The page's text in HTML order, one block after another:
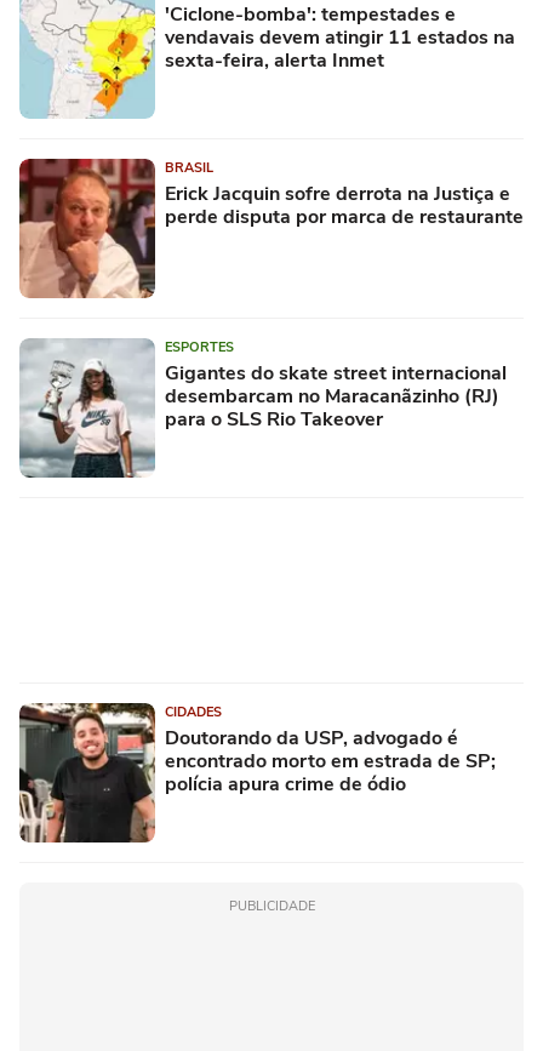
'Ciclone-bomba': tempestades e
vendavais devem atingir 11 estados na
sexta-feira, alerta Inmet
BRASIL
Erick Jacquin sofre derrota na Justiça e
perde disputa por marca de restaurante
ESPORTES
Gigantes do skate street internacional
desembarcam no Maracanãzinho (RJ)
para o SLS Rio Takeover
CIDADES
Doutorando da USP, advogado é
encontrado morto em estrada de SP;
polícia apura crime de ódio
PUBLICIDADE